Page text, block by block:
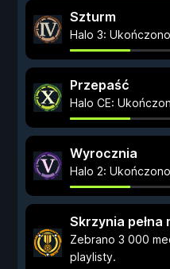
Szturm
Halo 3:
Przepaść
Halo CE:
Wyrocznia
Halo 2:
Skrzynia pełna
Zebrano 3 000
playlisty.